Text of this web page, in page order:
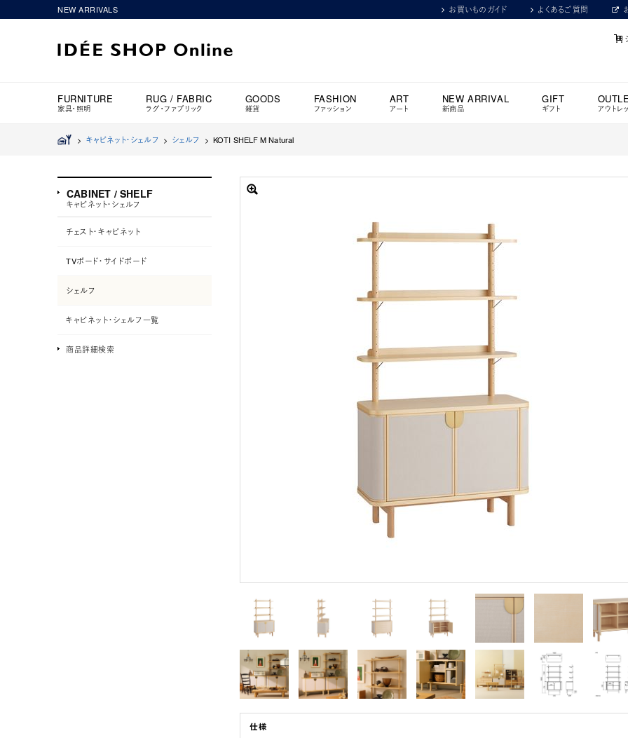
NEW ARRIVALS お買いものガイド よくあるご質問
FURNITURE
家具・照明
RUG / FABRIC
ラグ・ファブリック
GOODS
雑貨
FASHION
ファッション
ART
アート
NEW ARRIVAL
新商品
GIFT
ギフト アウトレ
> キャビネット・シェルフ > シェルフ >KOTI SHELF M Natural
CABINET / SHELF
キャビネット・シェルフ
チェスト・キャビネット
TVボード・サイドボード
シェルフ
キャビネット・シェルフ一覧
商品詳細検索